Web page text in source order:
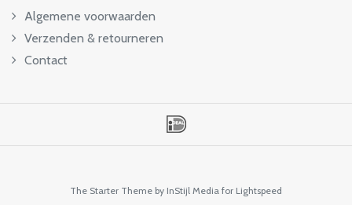
Algemene voorwaarden
Verzenden & retourneren
Contact
The Starter Theme by InStijl Media for Lightspeed